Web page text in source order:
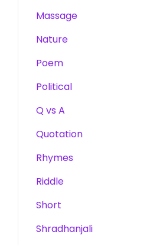
Massage
Nature
Poem
Political
Q vs A
Quotation
Rhymes
Riddle
Short
Shradhanjali